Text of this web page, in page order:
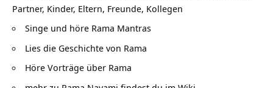
Partner, Kinder, Eltern, Freunde, Kollegen
Singe und höre Rama Mantras
Lies die Geschichte von Rama
Höre Vorträge über Rama